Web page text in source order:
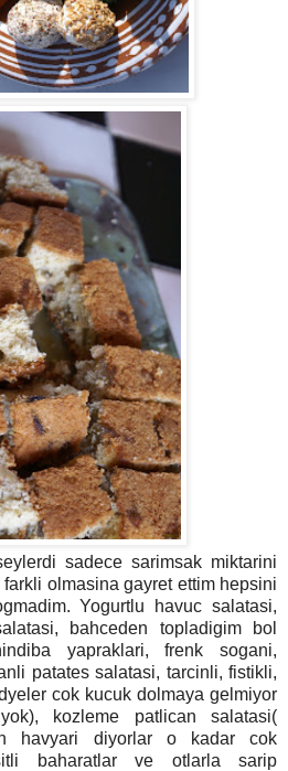
sadece sarimsak miktarini
olmasina gayret ettim hepsini
Yogurtlu havuc salatasi,
bahceden topladigim bol
yapraklari, frenk sogani,
patates salatasi, tarcinli, fistikli,
cok kucuk dolmaya gelmiyor
kozleme patlican salatasi(
havyari diyorlar o kadar cok
baharatlar ve otlarla sarip